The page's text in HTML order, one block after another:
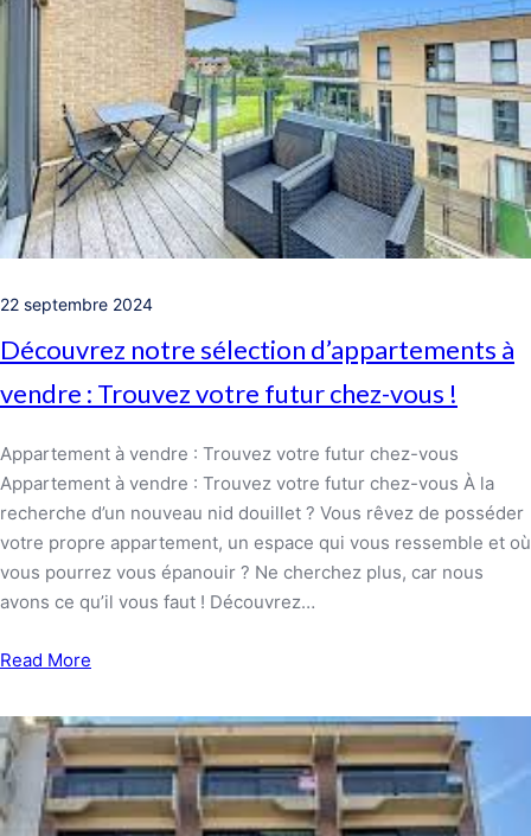
22 septembre 2024
Découvrez notre sélection d’appartements à
vendre : Trouvez votre futur chez-vous !
Appartement à vendre : Trouvez votre futur chez-vous
Appartement à vendre : Trouvez votre futur chez-vous À la
recherche d’un nouveau nid douillet ? Vous rêvez de posséder
votre propre appartement, un espace qui vous ressemble et où
vous pourrez vous épanouir ? Ne cherchez plus, car nous
avons ce qu’il vous faut ! Découvrez…
Read More